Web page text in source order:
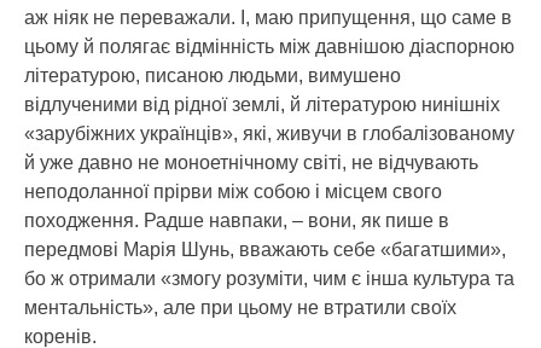
аж ніяк не переважали. І, маю припущення, що саме в
цьому й полягає відмінність між давнішою діаспорною
літературою, писаною людьми, вимушено
відлученими від рідної землі, й літературою нинішніх
«зарубіжних українців», які, живучи в глобалізованому
й уже давно не моноетнічному світі, не відчувають
неподоланної прірви між собою і місцем свого
походження. Радше навпаки, – вони, як пише в
передмові Марія Шунь, вважають себе «багатшими»,
бо ж отримали «змогу розуміти, чим є інша культура та
ментальність», але при цьому не втратили своїх
коренів.